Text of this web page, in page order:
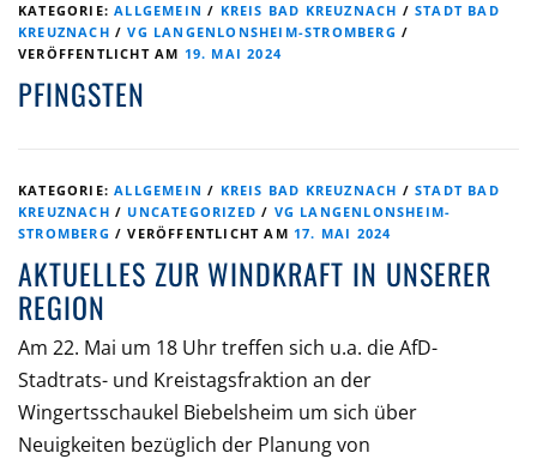
KATEGORIE:ALLGEMEIN / KREIS BAD KREUZNACH /STADT BAD
KREUZNACH /VG LANGENLONSHEIM-STROMBERG /
VERÖFFENTLICHT AM 19. MAI 2024
PFINGSTEN
KATEGORIE:ALLGEMEIN / KREIS BAD KREUZNACH /STADT BAD
KREUZNACH / UNCATEGORIZED / VG LANGENLONSHEIM-
STROMBERG /VERÖFFENTLICHT AM 17. MAI 2024
AKTUELLES ZUR WINDKRAFT IN UNSERER
REGION
Am 22. Mai um 18 Uhr treffen sich u.a. die AfD-
Stadtrats- und Kreistagsfraktion an der
Wingertsschaukel Biebelsheim um sich über
Neuigkeiten bezüglich der Planung von